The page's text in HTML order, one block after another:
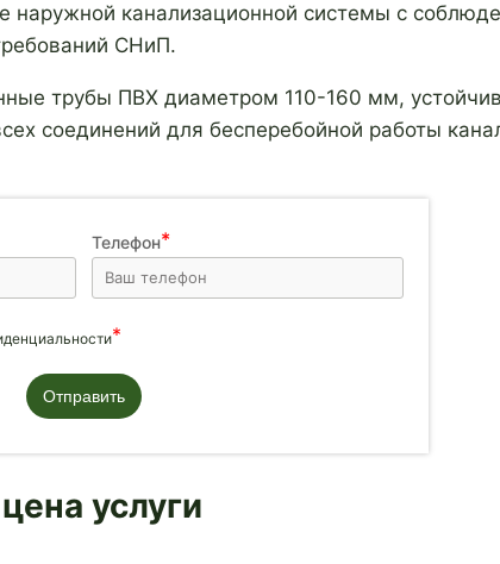
канализационной системы с
СНиП.
трубы ПВХ диаметром 110-160 мм,
соединений для бесперебойной работы
Телефон
Отправить
услуги